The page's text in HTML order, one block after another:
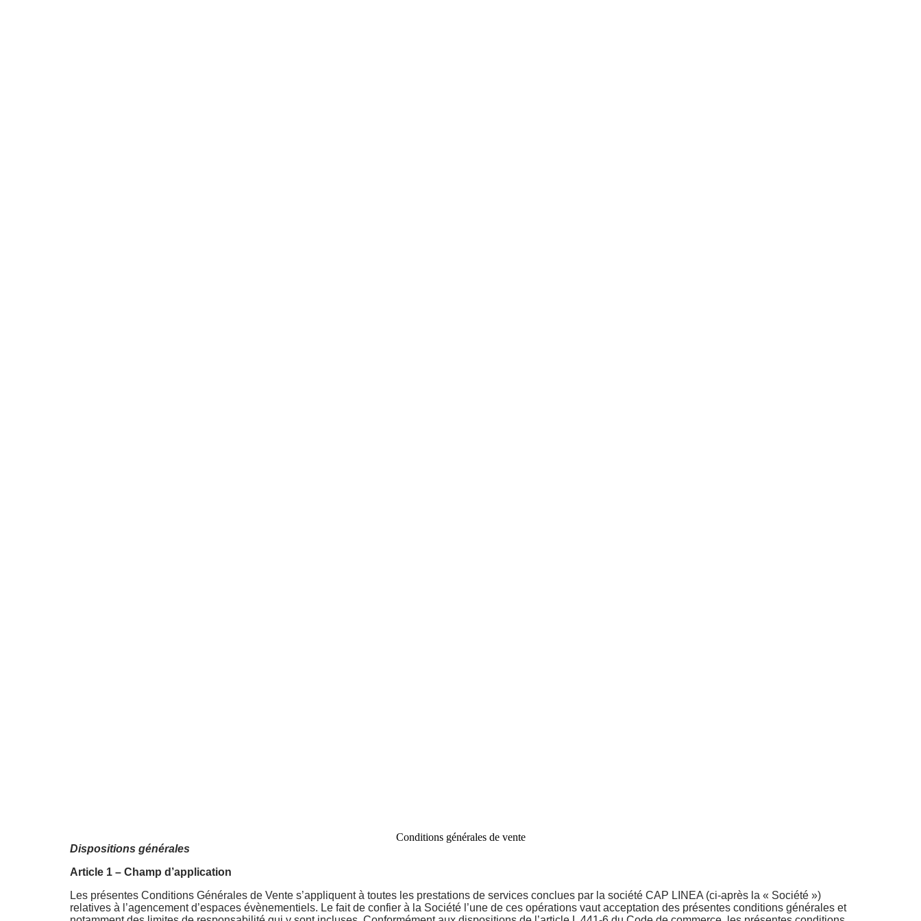
Conditions générales de vente
Dispositions générales
Article 1 – Champ d’application
Les présentes Conditions Générales de Vente s’appliquent à toutes les prestations de services conclues par la société CAP LINEA (ci-après la « Société »)
relatives à l’agencement d’espaces évènementiels. Le fait de confier à la Société l’une de ces opérations vaut acceptation des présentes conditions générales et